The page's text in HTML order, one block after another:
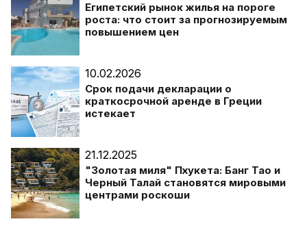
Египетский рынок жилья на пороге
роста: что стоит за прогнозируемым
повышением цен
10.02.2026
Срок подачи декларации о
краткосрочной аренде в Греции
истекает
21.12.2025
"Золотая миля" Пхукета: Банг Тао и
Черный Талай становятся мировыми
центрами роскоши